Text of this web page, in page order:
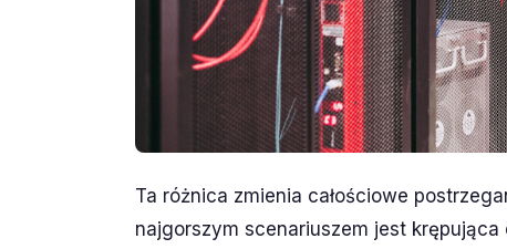
Ta różnica zmienia całościowe
najgorszym scenariuszem jest